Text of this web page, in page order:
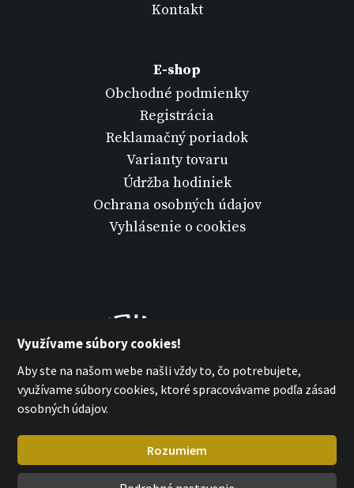
Kontakt
E-shop
Obchodné podmienky
Registrácia
Reklamačný poriadok
Varianty tovaru
Údržba hodiniek
Ochrana osobných údajov
Vyhlásenie o cookies
Využívame súbory cookies!
Aby ste na našom webe našli vždy to, čo potrebujete,
využívame súbory cookies, ktoré spracovávame podľa zásad
osobných údajov.
Rozumiem